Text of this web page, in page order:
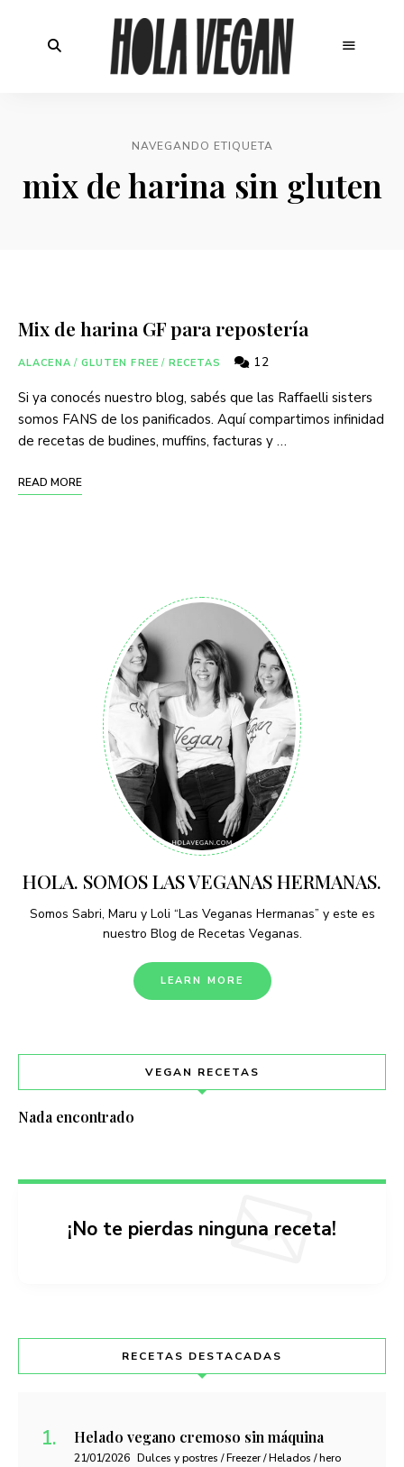
NAVEGANDO ETIQUETA
mix de harina sin gluten
Mix de harina GF para repostería
ALACENA / GLUTEN FREE / RECETAS 12
Si ya conocés nuestro blog, sabés que las Raffaelli sisters
somos FANS de los panificados. Aquí compartimos infinidad
de recetas de budines, muffins, facturas y …
READ MORE
HOLA. SOMOS LAS VEGANAS HERMANAS.
Somos Sabri, Maru y Loli “Las Veganas Hermanas” y este es
nuestro Blog de Recetas Veganas.
LEARN MORE
VEGAN RECETAS
Nada encontrado
¡No te pierdas ninguna receta!
RECETAS DESTACADAS
Helado vegano cremoso sin máquina
21/01/2026 Dulces y postres / Freezer / Helados / hero